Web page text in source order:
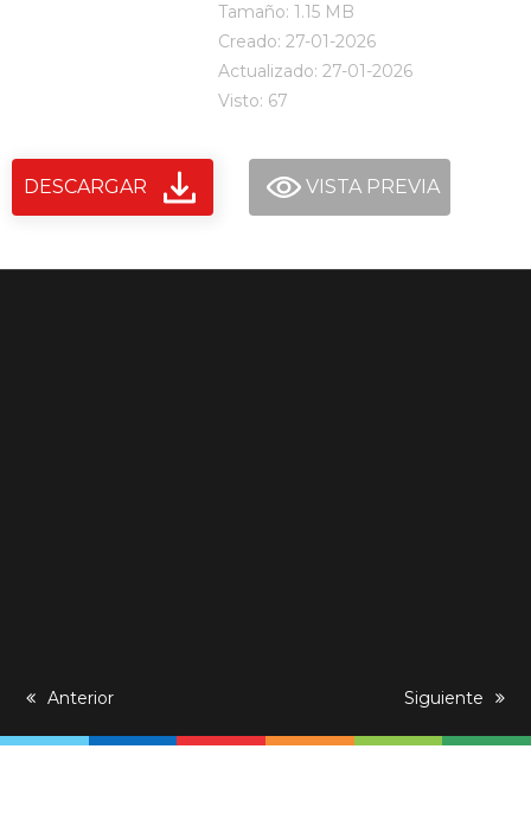
Tamaño: 1.15 MB
Creado: 27-01-2026
Actualizado: 27-01-2026
Visto: 67
DESCARGAR VISTA PREVIA
previous
Anterior
next
Siguiente